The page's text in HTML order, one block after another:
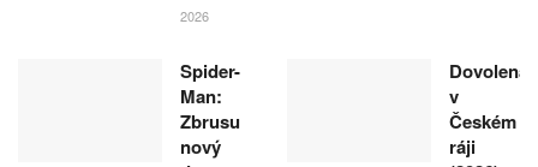
2026
Spider-
Man:
Zbrusu
nový
Dovolená
v
Českém
ráji